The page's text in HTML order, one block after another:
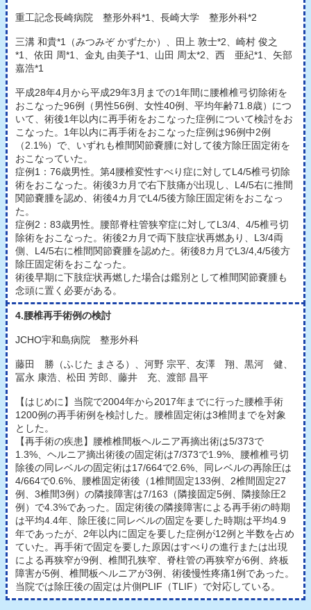
重工記念長崎病院 整形外科*1、長崎大学 整形外科*2
三溝 和貴*1（みつみぞ かずたか）、田上 敦士*2、崎村 俊之
*1、依田 周*1、金丸 由美子*1、山田 周太*2、西 亜紀*1、矢部
嘉浩*1
平成28年4月から平成29年3月までの1年間に腰椎椎弓切除術を
おこなった96例（男性56例、女性40例、平均年齢71.8歳）につ
いて、術後1年以内に再手術をおこなった症例について検討をお
こなった。1年以内に再手術をおこなった症例は96例中2例
（2.1%）で、いずれも椎間関節嚢腫に対して後方除圧固定術を
おこなっていた。
症例1：76歳男性。第4腰椎変性すべり症に対してL4/5椎弓切除
術をおこなった。術後3カ月で右下肢痛が出現し、L4/5右に推間
関節嚢腫を認め、術後4カ月でL4/5後方除圧固定術をおこなっ
た。
症例2：83歳男性。腰部脊柱管狭窄症に対してL3/4、4/5椎弓切
除術をおこなった。術後2カ月で両下肢症状再燃あり、L3/4両
側、L4/5右に椎間関節嚢腫を認めた。術後8カ月でL3/4,4/5後方
除圧固定術をおこなった。
術後早期に下肢症状再燃した場合は鑑別として椎間関節嚢腫も
念頭に置く必要がある。
4.腰椎再手術例の検討
JCHO宇和島病院 整形外科
藤田 勝（ふじた まさる）、河野 宗平、友澤 翔、黒河 健、
冨永 康浩、松田 芳郎、藤井 充、渡部 昌平
【はじめに】当院で2004年から2017年までに行った腰椎手術
1200例の再手術例を検討した。腰椎固定術は3椎間までを対象
とした。
【再手術の疾患】腰椎椎間板ヘルニア再摘出術は5/373で
1.3%、ヘルニア摘出術後の固定術は7/373で1.9%、腰椎椎弓切
除後の同レベルの固定術は17/664で2.6%、同レベルの再除圧は
4/664で0.6%、腰椎固定術後（1椎間固定133例、2椎間固定27
例、3椎間3例）の隣接障害は7/163（隣接固定5例、隣接除圧2
例）で4.3%であった。固定術後の隣接障害による再手術の時期
は平均4.4年、除圧後に同レベルの固定を要した時期は平均4.9
年であったが、2年以内に固定を要した症例が12例と半数を占め
ていた。再手術で固定を要した原因はすべりの進行または出現
による再狭窄が9例、椎間孔狭窄、脊柱管の再狭窄が6例、終板
障害が5例、椎間板ヘルニアが3例、術後慢性疼痛1例であった。
当院では除圧後の固定は片側PLIF（TLIF）で対応している。